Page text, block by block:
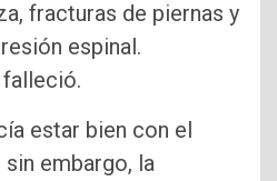
fracturas de piernas y
espinal.
estar bien con el
embargo, la